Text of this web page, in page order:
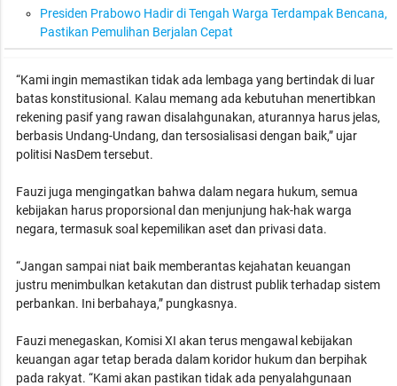
Presiden Prabowo Hadir di Tengah Warga Terdampak Bencana,
Pastikan Pemulihan Berjalan Cepat
“Kami ingin memastikan tidak ada lembaga yang bertindak di luar
batas konstitusional. Kalau memang ada kebutuhan menertibkan
rekening pasif yang rawan disalahgunakan, aturannya harus jelas,
berbasis Undang-Undang, dan tersosialisasi dengan baik,” ujar
politisi NasDem tersebut.
Fauzi juga mengingatkan bahwa dalam negara hukum, semua
kebijakan harus proporsional dan menjunjung hak-hak warga
negara, termasuk soal kepemilikan aset dan privasi data.
“Jangan sampai niat baik memberantas kejahatan keuangan
justru menimbulkan ketakutan dan distrust publik terhadap sistem
perbankan. Ini berbahaya,” pungkasnya.
Fauzi menegaskan, Komisi XI akan terus mengawal kebijakan
keuangan agar tetap berada dalam koridor hukum dan berpihak
pada rakyat. “Kami akan pastikan tidak ada penyalahgunaan